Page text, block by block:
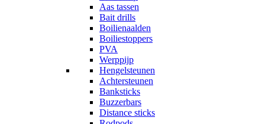
Aas tassen
Bait drills
Boilienaalden
Boiliestoppers
PVA
Werppijp
Hengelsteunen
Achtersteunen
Banksticks
Buzzerbars
Distance sticks